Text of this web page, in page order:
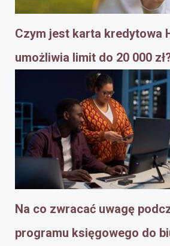
Czym jest karta kredytowa
umożliwia limit do 20 000
Na co zwracać uwagę
programu księgowego do